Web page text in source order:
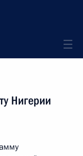
Нигерии